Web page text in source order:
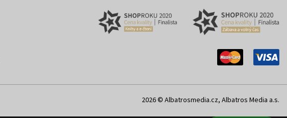
2026 © Albatrosmedia.cz, Albatros Media a.s.